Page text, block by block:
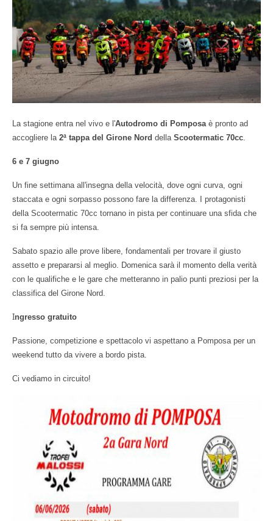
LOGIN
ISCRIVITI ALLA GARA
CALENDARIO
NEWS
BLOG
MALOSSI RACING ACADEMY
VELOCE EROI NEL VENTO
PHOTOGALLERY
CLASSIFICHE
CONTATTI
La stagione entra nel vivo e l'Autodromo di Pomposa è pronto ad
accogliere la 2ª tappa del Girone Nord della Scootermatic 70cc
6 e 7 giugno
Un fine settimana all'insegna della velocità, dove ogni curva, ogni
staccata e ogni sorpasso possono fare la differenza. I protagonisti
della Scootermatic 70cc tornano in pista per continuare una sfida che
si fa sempre più intensa.
Sabato spazio alle prove libere, fondamentali per trovare il giusto
assetto e prepararsi al meglio. Domenica sarà il momento della verità
con le qualifiche e le gare che metteranno in palio punti preziosi per la
classifica del Girone Nord.
Ingresso gratuito
Passione, competizione e spettacolo vi aspettano a Pomposa per un
weekend tutto da vivere a bordo pista.
Ci vediamo in circuito!